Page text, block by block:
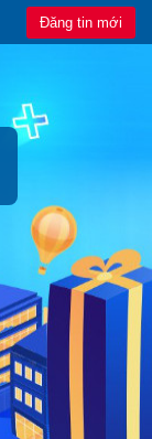
Đăng tin mới